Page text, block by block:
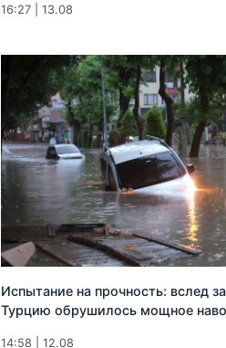
16:27 | 13.08
Испытание на прочность: вслед
Турцию обрушилось мощное
14:58 | 12.08